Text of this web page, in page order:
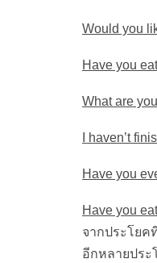
Would you
Have you
What are
I haven’t
Have you
Have you
จากประโยค
อีกหลายประ